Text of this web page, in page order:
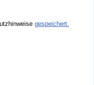
gespeichert.